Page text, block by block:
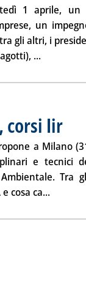
1 aprile, un
un
gli altri, i
...Leggi
corsi Iir.
a Milano (
e tecnici
Tra
cosa ca...Leggi